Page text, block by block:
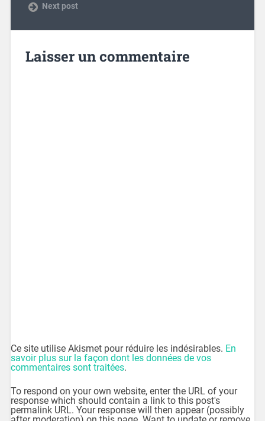
Next post
Laisser un commentaire
Ce site utilise Akismet pour réduire les indésirables. En
savoir plus sur la façon dont les données de vos
commentaires sont traitées.
To respond on your own website, enter the URL of your
response which should contain a link to this post's
permalink URL. Your response will then appear (possibly